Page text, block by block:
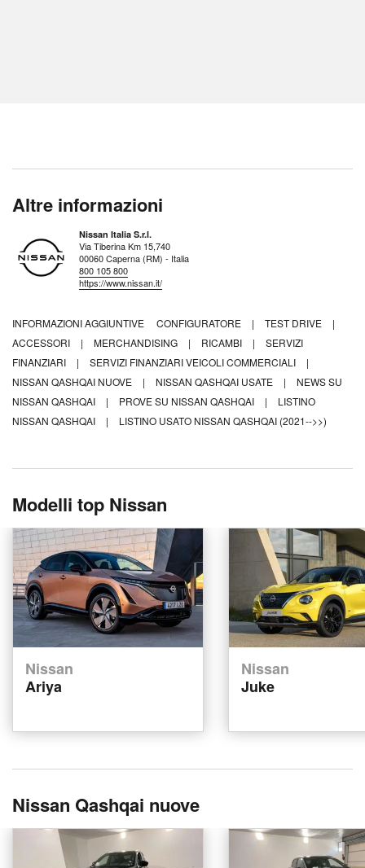
Altre informazioni
Nissan Italia S.r.l.
Via Tiberina Km 15,740
00060 Caperna (RM) - Italia
800 105 800
https://www.nissan.it/
INFORMAZIONI AGGIUNTIVE CONFIGURATORE | TEST DRIVE
|
ACCESSORI
| MERCHANDISING | RICAMBI |
SERVIZI
FINANZIARI
| SERVIZI FINANZIARI VEICOLI COMMERCIALI
|
NISSAN QASHQAI NUOVE
| NISSAN QASHQAI USATE |
NEWS SU
NISSAN QASHQAI
| PROVE SU NISSAN QASHQAI |
LISTINO
NISSAN QASHQAI
| LISTINO USATO NISSAN QASHQAI (2021-->>)
Modelli top Nissan
Nissan
Ariya
Nissan
Juke
Nissan Qashqai nuove